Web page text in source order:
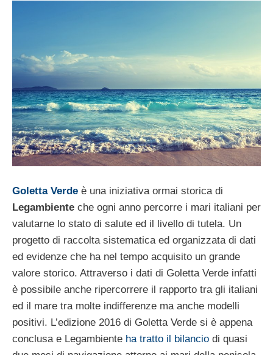
Goletta Verde è una iniziativa ormai storica di
Legambiente che ogni anno percorre i mari italiani per
valutarne lo stato di salute ed il livello di tutela. Un
progetto di raccolta sistematica ed organizzata di dati
ed evidenze che ha nel tempo acquisito un grande
valore storico. Attraverso i dati di Goletta Verde infatti
è possibile anche ripercorrere il rapporto tra gli italiani
ed il mare tra molte indifferenze ma anche modelli
positivi. L’edizione 2016 di Goletta Verde si è appena
conclusa e Legambiente ha tratto il bilancio di quasi